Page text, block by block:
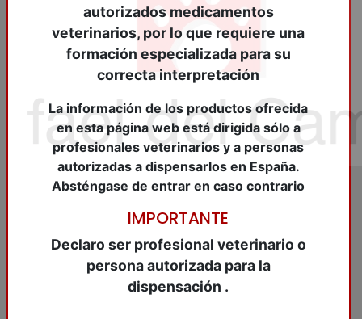
CAG101020
CEFTIOMAX 50 mg/ml.
250 ML. Sol.i.
autorizados medicamentos
veterinarios, por lo que requiere una
formación especializada para su
correcta interpretación
La información de los productos ofrecida
en esta página web está dirigida sólo a
profesionales veterinarios y a personas
autorizadas a dispensarlos en España.
Absténgase de entrar en caso contrario
IMPORTANTE
Declaro ser profesional veterinario o
persona autorizada para la
dispensación .